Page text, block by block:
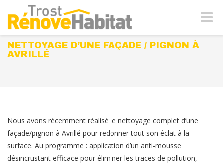
-
NETTOYAGE D’UNE FAÇADE / PIGNON À
AVRILLÉ
Nous avons récemment réalisé le nettoyage complet d’une
façade/pignon à Avrillé pour redonner tout son éclat à la
surface. Au programme : application d’un anti-mousse
désincrustant efficace pour éliminer les traces de pollution,